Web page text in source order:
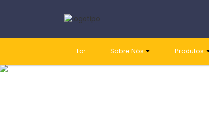
Lar Sobre Nós Produtos